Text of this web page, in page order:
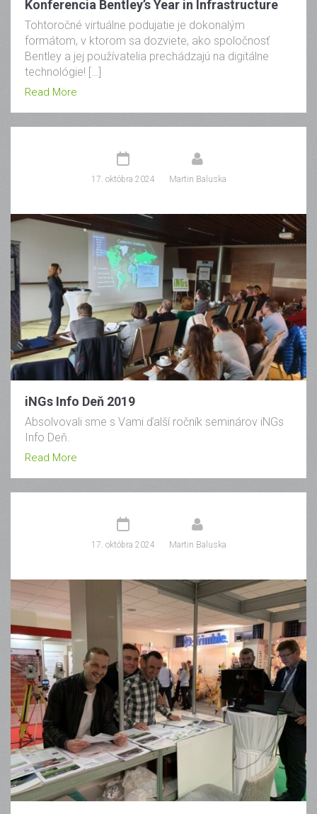
Konferencia Bentley’s Year in Infrastructure
Tohtoročné virtuálne podujatie je dokonalým
formátom, v ktorom sa dozviete, ako spoločnosť
Bentley a jej používatelia prechádzajú na digitálne
technológie! […]
Read More
17. októbra 2024 Martin Baluska
iNGs Info Deň 2019
Absolvovali sme s Vami ďalší ročník seminárov iNGs
Info Deň.
Read More
17. októbra 2024 Martin Baluska